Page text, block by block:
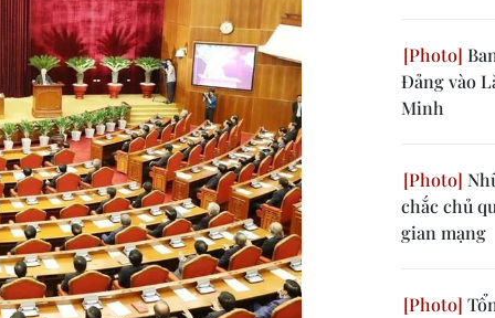
Đảng vào
Minh
chắc chủ
gian mạng